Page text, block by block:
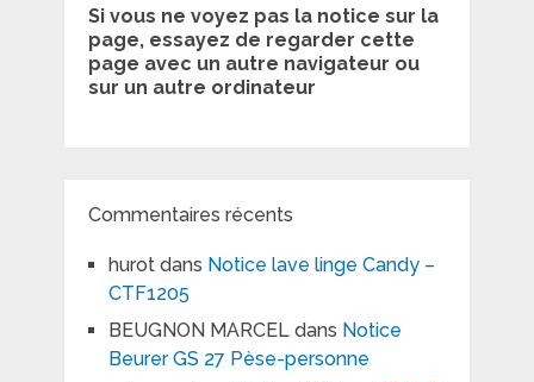
Si vous ne voyez pas la notice sur la
page, essayez de regarder cette
page avec un autre navigateur ou
sur un autre ordinateur
Commentaires récents
hurotdans Notice lave linge Candy –
CTF1205
BEUGNON MARCELdans Notice
Beurer GS 27 Pèse-personne